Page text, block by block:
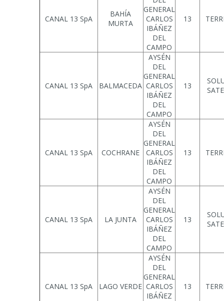
CANAL 13 SpA
BAHÍA
MURTA
GENERAL
CARLOS
IBÁÑEZ
DEL
CAMPO
13
CANAL 13 SpA BALMACEDA
AYSÉN
DEL
GENERAL
CARLOS
IBÁÑEZ
DEL
CAMPO
13
CANAL 13 SpA COCHRANE
AYSÉN
DEL
GENERAL
CARLOS
IBÁÑEZ
DEL
CAMPO
13
CANAL 13 SpA LA JUNTA
AYSÉN
DEL
GENERAL
CARLOS
IBÁÑEZ
DEL
CAMPO
13
CANAL 13 SpA LAGO VERDE
AYSÉN
DEL
GENERAL
CARLOS
IBÁÑEZ
13